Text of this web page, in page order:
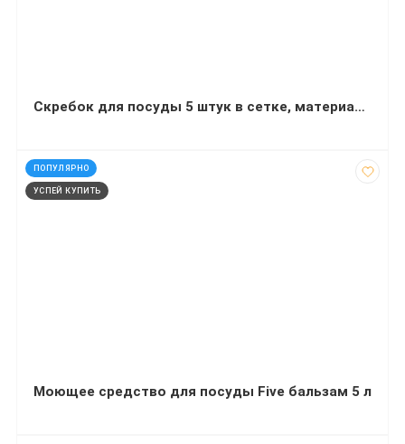
Скребок для посуды 5 штук в сетке, материал пластик
ПОПУЛЯРНО
УСПЕЙ КУПИТЬ
код: 91140
Моющее средство для посуды Five бальзам 5 л